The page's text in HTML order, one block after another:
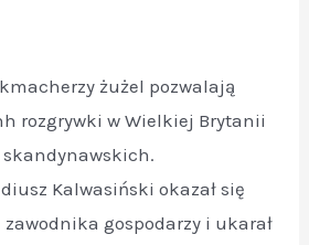
żużel pozwalają
rozgrywki w Wielkiej Brytanii
Kalwasiński okazał się
zawodnika gospodarzy i ukarał